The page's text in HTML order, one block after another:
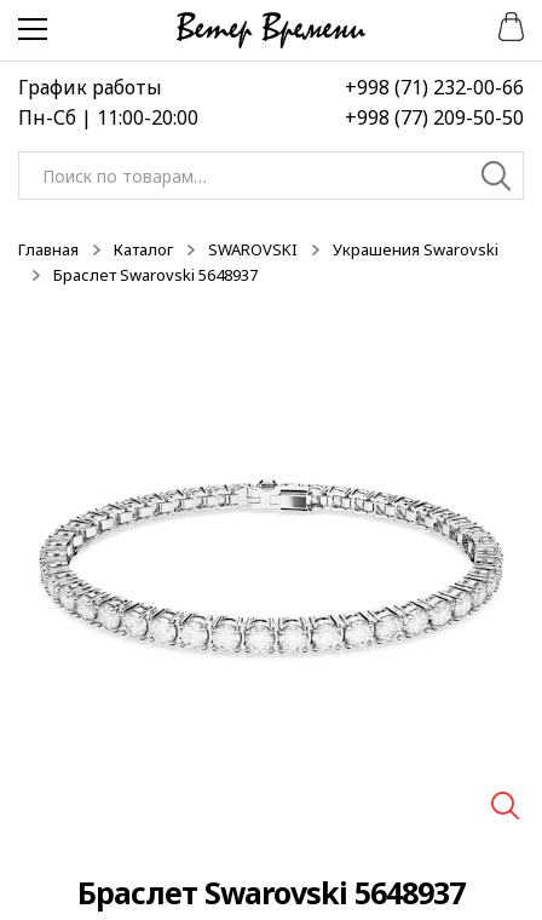
Перейти
навигации
Перейти
содержимому
График работы
Пн-Сб | 11:00-20:00
+998 (71) 232-00-66
+998 (77) 209-50-50
Искать:
Главная Каталог SWAROVSKI
Украшения Swarovski
Браслет Swarovski 5648937
Браслет Swarovski 5648937